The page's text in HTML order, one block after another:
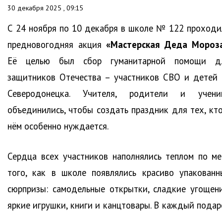
30 декабря 2025 , 09:15
С 24 ноября по 10 декабря в школе № 122
предновогодняя акция «Мастерская Деда
Её целью был сбор гуманитарной помощи
защитников Отечества – участников СВО и детей
Северодонецка. Учителя, родители и
объединились, чтобы создать праздник для тех,
нём особенно нуждается.
Сердца всех участников наполнялись теплом по
того, как в школе появлялись красиво
сюрпризы: самодельные открытки, сладкие
яркие игрушки, книги и канцтовары. В каждый